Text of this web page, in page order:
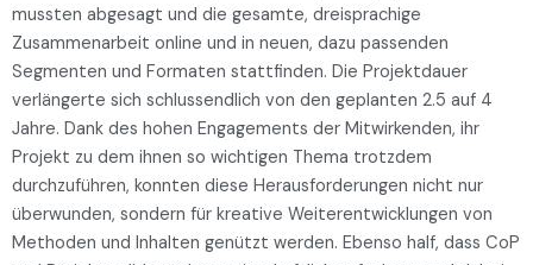
mussten abgesagt und die gesamte, dreisprachige
Zusammenarbeit online und in neuen, dazu passenden
Segmenten und Formaten stattfinden. Die Projektdauer
verlängerte sich schlussendlich von den geplanten 2.5 auf 4
Jahre. Dank des hohen Engagements der Mitwirkenden, ihr
Projekt zu dem ihnen so wichtigen Thema trotzdem
durchzuführen, konnten diese Herausforderungen nicht nur
überwunden, sondern für kreative Weiterentwicklungen von
Methoden und Inhalten genützt werden. Ebenso half, dass CoP